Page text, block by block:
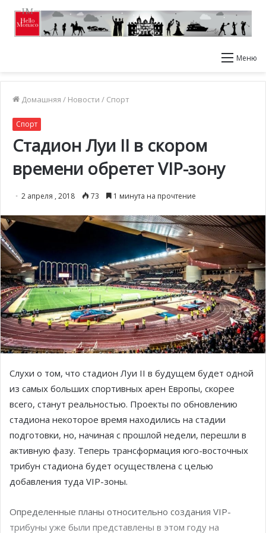
Меню
Домашняя / Новости / Спорт
Спорт
Стадион Луи II в скором
времени обретет VIP-зону
2 апреля , 2018 73 1 минута на прочтение
Слухи о том, что стадион Луи II в будущем будет одной
из самых больших спортивных арен Европы, скорее
всего, станут реальностью. Проекты по обновлению
стадиона некоторое время находились на стадии
подготовки, но, начиная с прошлой недели, перешли в
активную фазу. Теперь трансформация юго-восточных
трибун стадиона будет осуществлена с целью
добавления туда VIP-зоны.
Определенные планы относительно создания VIP-
трибуны уже были представлены в этом году на